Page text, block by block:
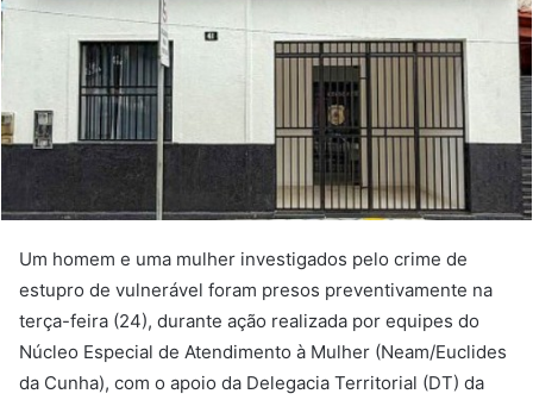
Um homem e uma mulher investigados pelo crime de
estupro de vulnerável foram presos preventivamente na
terça-feira (24), durante ação realizada por equipes do
Núcleo Especial de Atendimento à Mulher (Neam/Euclides
da Cunha), com o apoio da Delegacia Territorial (DT) da